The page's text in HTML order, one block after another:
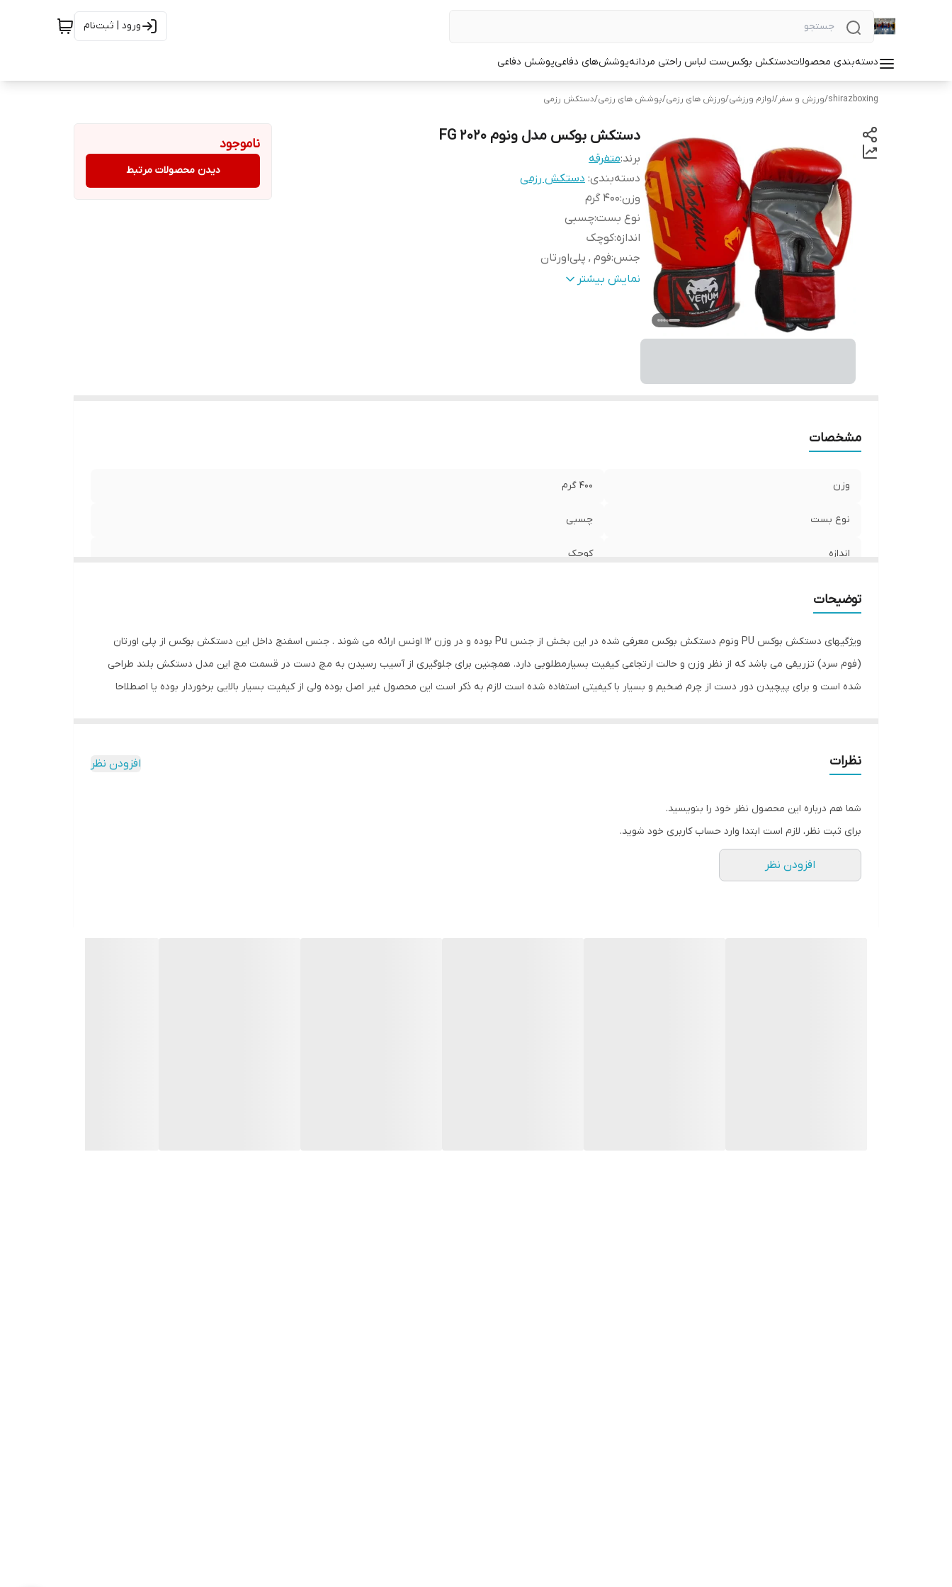
ورود | ثبت‌نام
دسته‌بندی محصولاتدستکش بوکسست لباس راحتی مردانهپوشش‌های دفاعیپوشش دفاعی
shirazboxing
/ورزش و سفر/لوازم ورزشی/ورزش های رزمی/پوشش های رزمی/دستکش رزمی
دستکش بوکس مدل ونوم FG 2020
برند:متفرقه
دسته‌بندی: دستکش رزمی
وزن:400 گرم
نوع بست:چسبی
اندازه:کوچک
جنس:فوم , پلی‌اورتان
مناسب برای ورزش
نمایش بیشتر
ناموجود
دیدن محصولات مرتبط
مشخصات
وزن 400 گرم
نوع بست چسبی
اندازه کوچک
سایر توضیحات
ابعاد 28x14x13 سانتی‌متر
توضیحات
ویژگیهای دستکش بوکس PU ونوم دستکش بوکس معرفی شده در این بخش از جنس Pu بوده و در وزن 12 اونس ارائه می شوند . جنس اسفنج داخل این دستکش بوکس از پلی اورتان
(فوم سرد) تزریقی می باشد که از نظر وزن و حالت ارتجاعی کیفیت بسیارمطلوبی دارد. همچنین برای جلوگیری از آسیب رسیدن به مچ دست در قسمت مچ این مدل دستکش بلند طراحی
شده است و برای پیچیدن‌ دور دست از چرم ضخیم و بسیار با کیفیتی استفاده شده است لازم به ذکر است این محصول غیر اصل بوده ولی از کیفیت بسیار بالایی برخوردار بوده یا اصطلاحا
نظرات افزودن نظر
شما هم درباره این محصول نظر خود را بنویسید.
برای ثبت نظر، لازم است ابتدا وارد حساب کاربری خود شوید.
افزودن نظر